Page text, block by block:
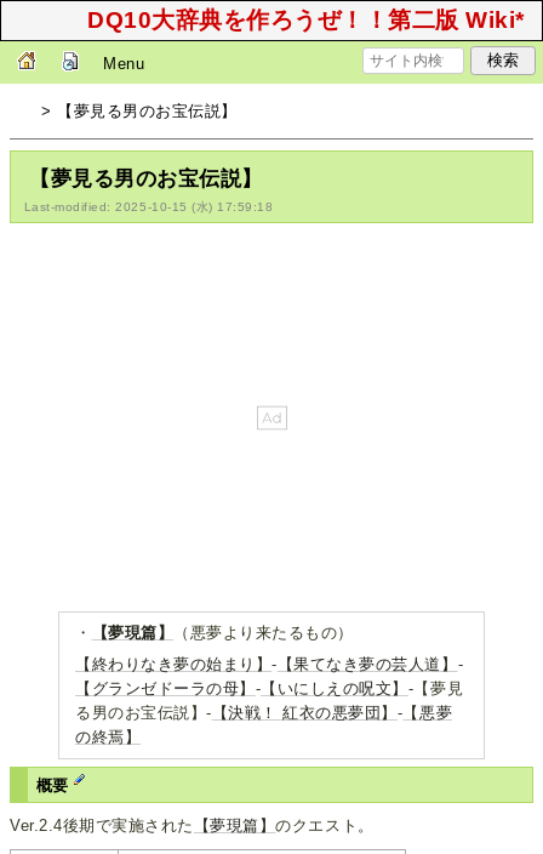
DQ10大辞典を作ろうぜ！！第二版 Wiki*
Menu
> 【夢見る男のお宝伝説】
【夢見る男のお宝伝説】
Last-modified: 2025-10-15 (水) 17:59:18
・ 【夢現篇】
（悪夢より来たるもの）
【終わりなき夢の始まり】- 【果てなき夢の芸人道】 -
【グランゼドーラの母】 - 【いにしえの呪文】 -【夢見
る男のお宝伝説】- 【決戦！ 紅衣の悪夢団】 - 【悪夢
の終焉】
概要
Ver.2.4後期で実施された 【夢現篇】のクエスト。